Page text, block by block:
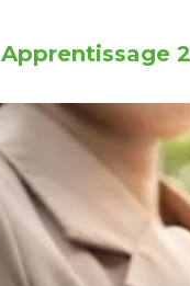
Apprentissage